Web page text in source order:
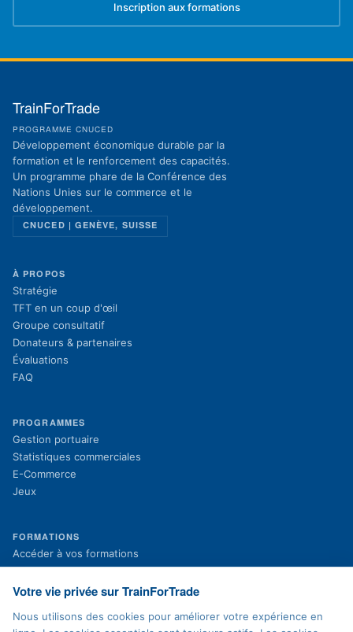
Inscription aux formations
(s'ouvre dans un nouvel onglet)
TrainForTrade
PROGRAMME CNUCED
Développement économique durable par la
formation et le renforcement des capacités.
Un programme phare de la Conférence des
Nations Unies sur le commerce et le
développement.
CNUCED | GENÈVE, SUISSE
À PROPOS
Stratégie
TFT en un coup d'œil
Groupe consultatif
Donateurs & partenaires
Évaluations
FAQ
PROGRAMMES
Gestion portuaire
Statistiques commerciales
E-Commerce
Jeux
FORMATIONS
Accéder à vos formations
Inscription aux formations(s'ouvre dans un nouvel onglet)
Projets en cours
Actualités
Votre vie privée sur TrainForTrade
Nous utilisons des cookies pour améliorer votre expérience en